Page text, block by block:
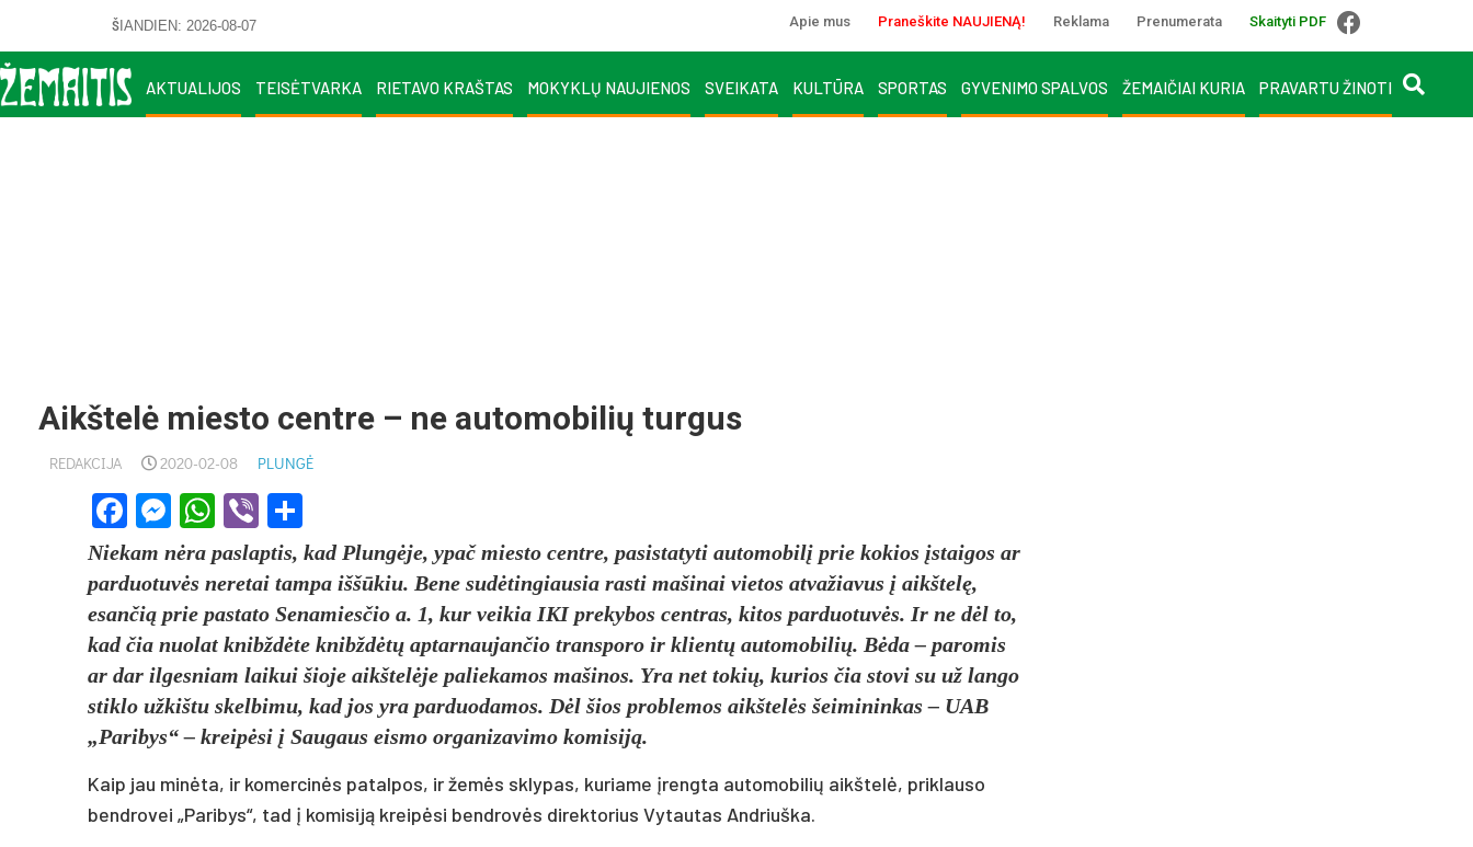
ŠIANDIEN: 2026-08-07 Apie mus Praneškite NAUJIENĄ! Reklama Prenumerata Skaityti PDF
AKTUALIJOS TEISĖTVARKA RIETAVO KRAŠTAS MOKYKLŲ NAUJIENOS SVEIKATA KULTŪRA SPORTAS GYVENIMO SPALVOS ŽEMAIČIAI KURIA PRAVARTU ŽINOTI
Aikštelė miesto centre – ne automobilių turgus
REDAKCIJA 2020-02-08 PLUNGĖ
Facebook
Messenger
WhatsApp
Viber
Nie­kam nėra pa­slap­tis, kad Plungė­je, ypač mies­to cent­re, pa­si­sta­ty­ti au­to­mo­bilį prie ko­kios įstai­gos ar
par­duo­tuvės ne­re­tai tam­pa iššū­kiu. Be­ne su­dėtin­giau­sia ras­ti ma­ši­nai vie­tos at­va­žia­vus į aikš­telę,
esan­čią prie pa­sta­to Se­na­mies­čio a. 1, kur vei­kia IKI pre­ky­bos cent­ras, ki­tos par­duo­tuvės. Ir ne dėl to,
kad čia nuo­lat knibždė­te knibždėtų ap­tar­nau­jan­čio trans­po­ro ir klientų au­to­mo­bi­lių. Bėda – pa­ro­mis
ar dar il­ges­niam lai­kui šio­je aikš­telė­je pa­lie­ka­mos ma­ši­nos. Yra net to­kių, ku­rios čia sto­vi su už lan­go
stik­lo už­kiš­tu skel­bi­mu, kad jos yra par­duo­da­mos. Dėl šios pro­ble­mos aikš­telės šei­mi­nin­kas – UAB
„Pa­ri­bys“ – kreipė­si į Sau­gaus eis­mo or­ga­ni­za­vi­mo ko­mi­siją.
Kaip jau minė­ta, ir ko­mer­cinės pa­tal­pos, ir žemės skly­pas, ku­ria­me įreng­ta au­to­mo­bi­lių aikš­telė, pri­klau­so
bend­ro­vei „Pa­ri­bys“, tad į ko­mi­siją kreipė­si bend­rovės di­rek­to­rius Vy­tau­tas And­riuš­ka.